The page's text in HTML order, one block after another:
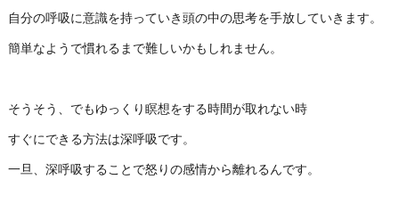
自分の呼吸に意識を持っていき頭の中の思考を手放していきます。
簡単なようで慣れるまで難しいかもしれません。
そうそう、でもゆっくり瞑想をする時間が取れない時
すぐにできる方法は深呼吸です。
一旦、深呼吸することで怒りの感情から離れるんです。